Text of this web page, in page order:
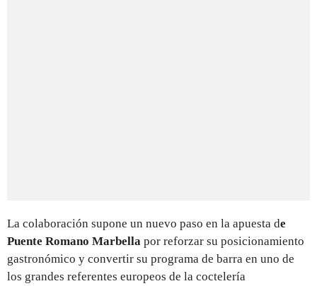
La colaboración supone un nuevo paso en la apuesta de
Puente Romano Marbella por reforzar su posicionamiento
gastronómico y convertir su programa de barra en uno de
los grandes referentes europeos de la coctelería